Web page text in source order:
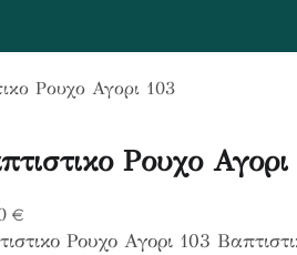
Ρουχο Αγορι 103
Ρουχο
€
Ρουχο Αγορι 103